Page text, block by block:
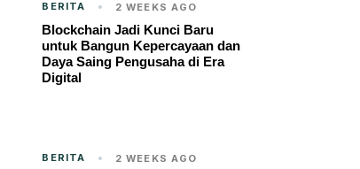
BERITA 2 WEEKS AGO
Blockchain Jadi Kunci Baru
untuk Bangun Kepercayaan dan
Daya Saing Pengusaha di Era
Digital
BERITA 2 WEEKS AGO